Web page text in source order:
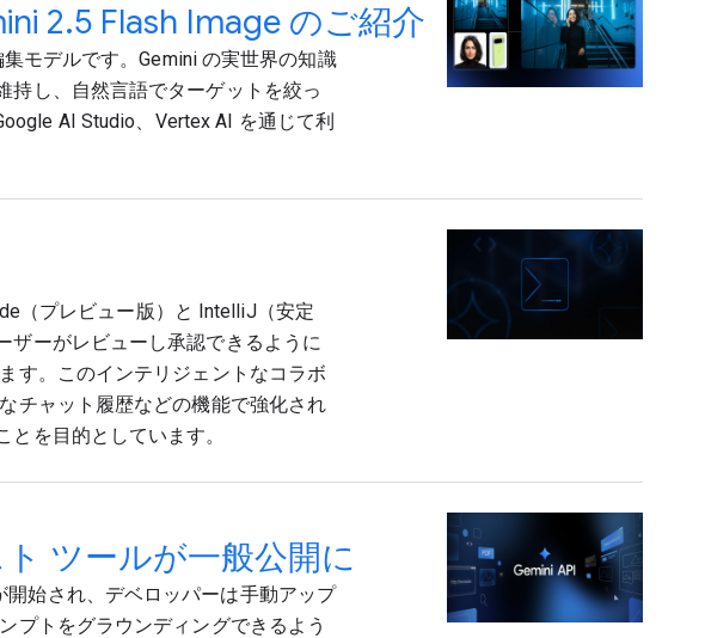
2.5 Flash Image のご紹介
モデルです。Gemini の実世界の知識
持し、自然言語でターゲットを絞っ
AI Studio、Vertex AI を通じて利
（プレビュー版）と IntelliJ（安定
ザーがレビューし承認できるように
す。このインテリジェントなコラボ
チャット履歴などの機能で強化され
を目的としています。
ツールが一般公開に
開始され、デベロッパーは手動アップ
プトをグラウンディングできるよう